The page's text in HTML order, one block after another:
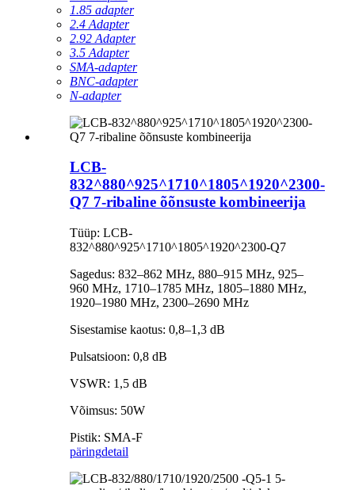
1.85 adapter
2.4 Adapter
2.92 Adapter
3.5 Adapter
SMA-adapter
BNC-adapter
N-adapter
LCB-
832^880^925^1710^1805^1920^2300-
Q7 7-ribaline õõnsuste kombineerija
Tüüp: LCB-
832^880^925^1710^1805^1920^2300-Q7
Sagedus: 832–862 MHz, 880–915 MHz, 925–
960 MHz, 1710–1785 MHz, 1805–1880 MHz,
1920–1980 MHz, 2300–2690 MHz
Sisestamise kaotus: 0,8–1,3 dB
Pulsatsioon: 0,8 dB
VSWR: 1,5 dB
Võimsus: 50W
Pistik: SMA-F
päringdetail